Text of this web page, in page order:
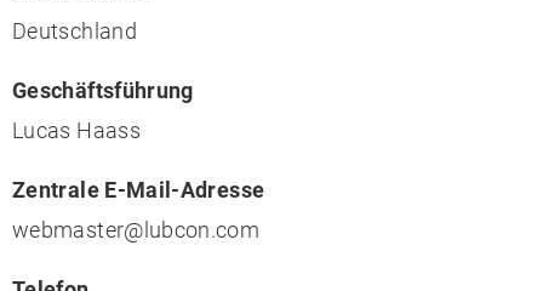
Deutschland
Geschäftsführung
Lucas Haass
Zentrale E-Mail-Adresse
webmaster@lubcon.com